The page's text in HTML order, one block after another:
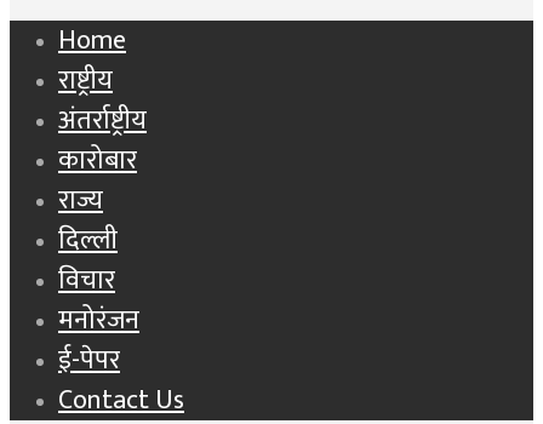
for
Home
राष्ट्रीय
अंतर्राष्ट्रीय
कारोबार
राज्य
दिल्ली
विचार
मनोरंजन
ई-पेपर
Contact Us